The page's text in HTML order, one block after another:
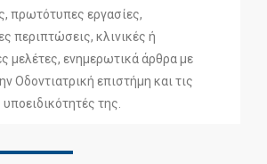
πρωτότυπες εργασίες,
περιπτώσεις, κλινικές ή
μελέτες, ενημερωτικά άρθρα με
Οδοντιατρική επιστήμη και τις
υποειδικότητές της.